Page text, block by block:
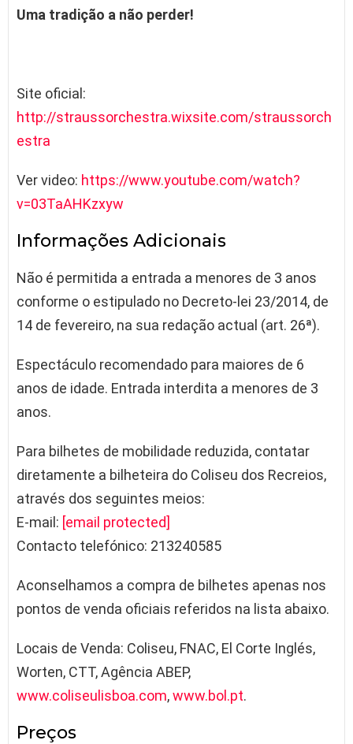
Uma tradição a não perder!
Site oficial:
http://straussorchestra.wixsite.com/straussorch
estra
Ver video: https://www.youtube.com/watch?
v=03TaAHKzxyw
Informações Adicionais
Não é permitida a entrada a menores de 3 anos
conforme o estipulado no Decreto-lei 23/2014, de
14 de fevereiro, na sua redação actual (art. 26ª).
Espectáculo recomendado para maiores de 6
anos de idade. Entrada interdita a menores de 3
anos.
Para bilhetes de mobilidade reduzida, contatar
diretamente a bilheteira do Coliseu dos Recreios,
através dos seguintes meios:
E-mail: [email protected]
Contacto telefónico: 213240585
Aconselhamos a compra de bilhetes apenas nos
pontos de venda oficiais referidos na lista abaixo.
Locais de Venda: Coliseu, FNAC, El Corte Inglés,
Worten, CTT, Agência ABEP,
www.coliseulisboa.com,www.bol.pt.
Preços